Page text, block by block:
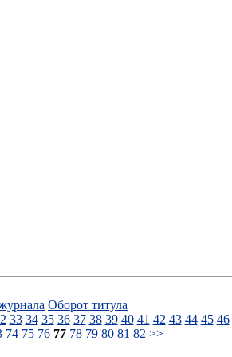
Оборот титула
33 34 35 36 37 38 39 40 41 42 43 44 45 46
74 75 76 77 78 79 80 81 82 >>